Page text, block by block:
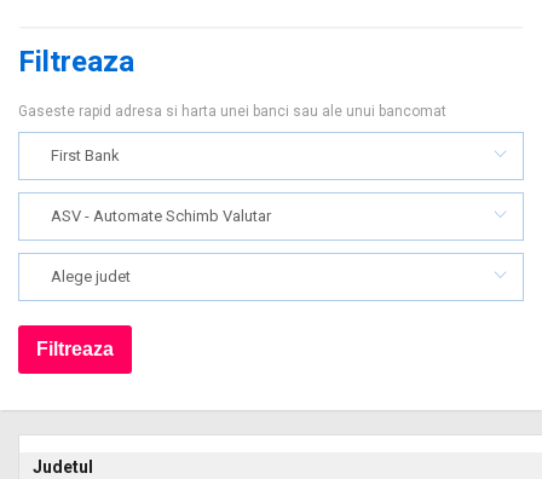
Filtreaza
Gaseste rapid adresa si harta unei banci sau ale unui bancomat
First Bank
ASV - Automate Schimb Valutar
Alege judet
Judetul